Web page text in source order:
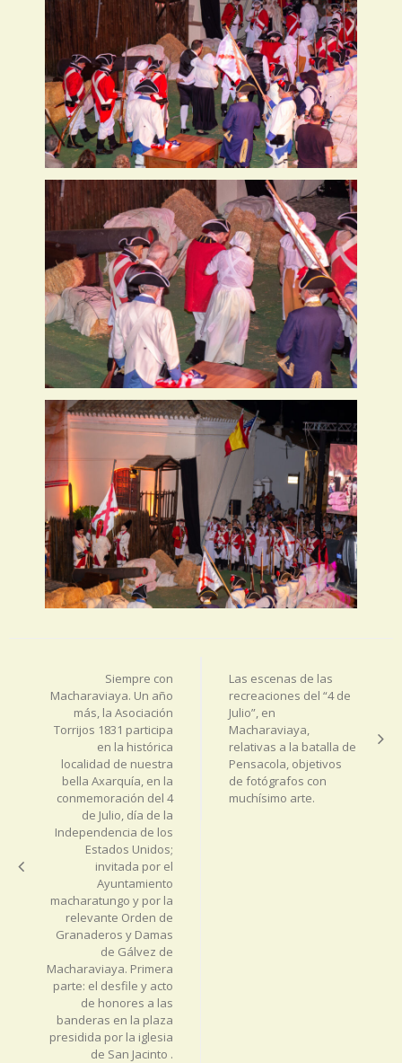
entradas
Siempre con
Macharaviaya. Un año
más, la Asociación
Torrijos 1831 participa
en la histórica
localidad de nuestra
bella Axarquía, en la
conmemoración del 4
de Julio, día de la
Independencia de los
Estados Unidos;
invitada por el
Ayuntamiento
macharatungo y por la
relevante Orden de
Granaderos y Damas
de Gálvez de
Macharaviaya. Primera
parte: el desfile y acto
de honores a las
banderas en la plaza
presidida por la iglesia
de San Jacinto .
Las escenas de las
recreaciones del “4 de
Julio”, en
Macharaviaya,
relativas a la batalla de
Pensacola, objetivos
de fotógrafos con
muchísimo arte.